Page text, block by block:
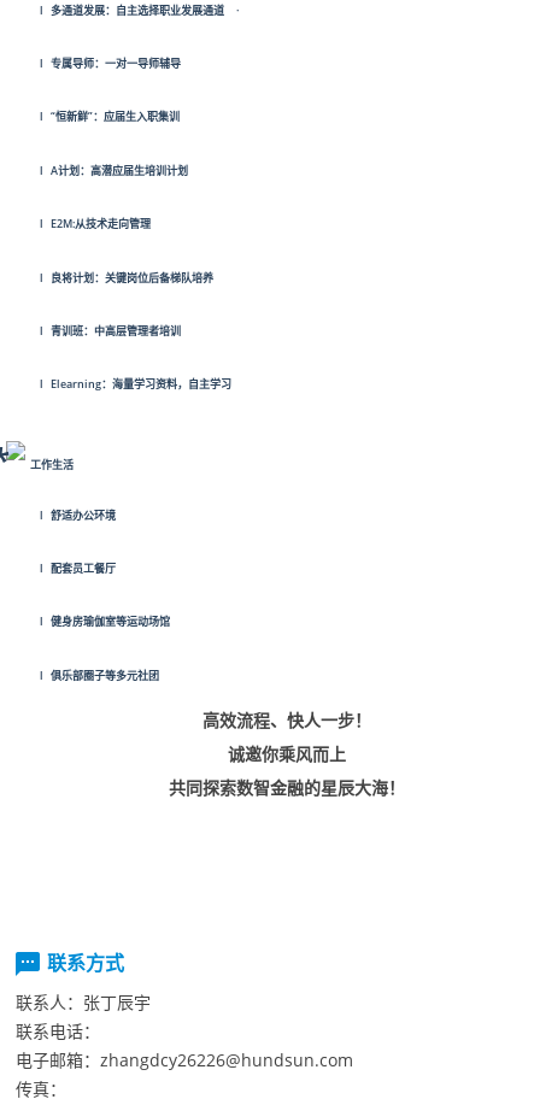
l多通道发展：自主选择职业发展通道 ·
l专属导师：一对一导师辅导
l“恒新鲜”：应届生入职集训
lA计划：高潜应届生培训计划
lE2M:从技术走向管理
l良将计划：关键岗位后备梯队培养
l青训班：中高层管理者培训
lElearning：海量学习资料，自主学习
工作生活
l舒适办公环境
l配套员工餐厅
l健身房瑜伽室等运动场馆
l俱乐部圈子等多元社团
高效流程、快人一步！
诚邀你乘风而上
共同探索数智金融的星辰大海！
联系方式
联系人： 张丁辰宇
联系电话：
电子邮箱： zhangdcy26226@hundsun.com
传真：